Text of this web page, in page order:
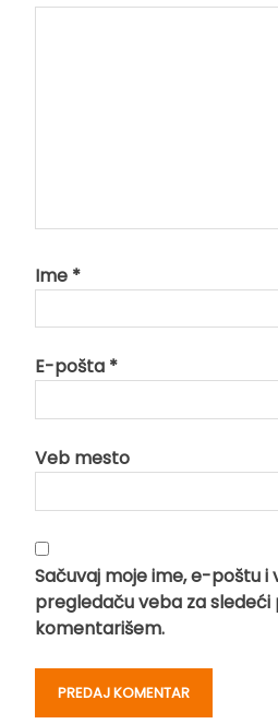
Ime *
E-pošta *
Veb mesto
Sačuvaj moje ime, e-poštu
pregledaču veba za sledeći
komentarišem.